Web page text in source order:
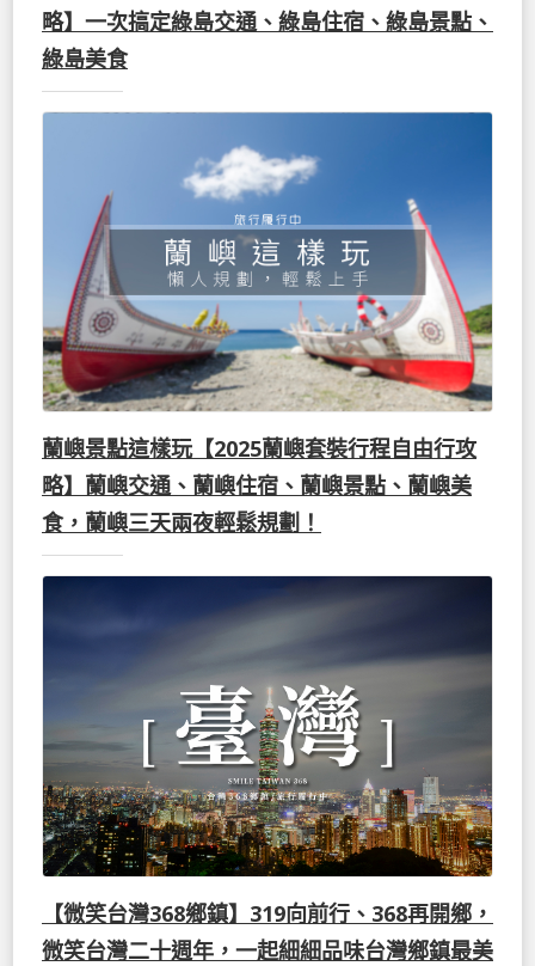
略】一次搞定綠島交通、綠島住宿、綠島景點、
綠島美食
蘭嶼景點這樣玩【2025蘭嶼套裝行程自由行攻
略】蘭嶼交通、蘭嶼住宿、蘭嶼景點、蘭嶼美
食，蘭嶼三天兩夜輕鬆規劃！
【微笑台灣368鄉鎮】319向前行、368再開鄉，
微笑台灣二十週年，一起細細品味台灣鄉鎮最美